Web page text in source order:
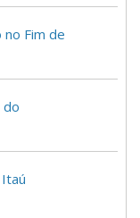
Fim de
do